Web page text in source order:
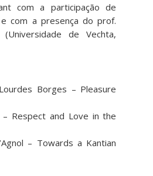
com a participação de
com a presença do prof.
(Universidade de Vechta,
Borges – Pleasure
– Respect and Love in the
– Towards a Kantian